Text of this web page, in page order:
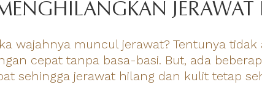
JERAWAT
wajahnya muncul jerawat? Tentunya tidak
cepat tanpa basa-basi. But, ada
sehingga jerawat hilang dan kulit tetap